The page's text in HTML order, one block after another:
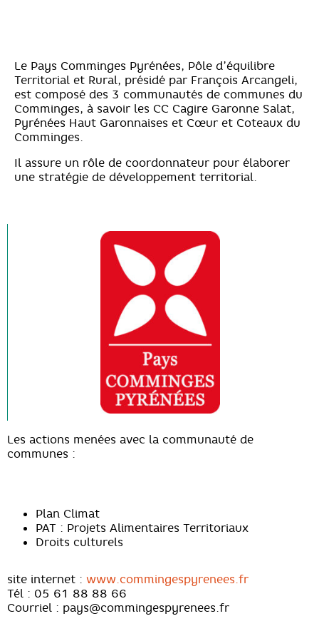
Le Pays Comminges Pyrénées, Pôle d’équilibre
Territorial et Rural, présidé par François Arcangeli,
est composé des 3 communautés de communes du
Comminges, à savoir les CC Cagire Garonne Salat,
Pyrénées Haut Garonnaises et Cœur et Coteaux du
Comminges.
Il assure un rôle de coordonnateur pour élaborer
une stratégie de développement territorial.
Les actions menées avec la communauté de
communes :
Plan Climat
PAT : Projets Alimentaires Territoriaux
Droits culturels
site internet : www.commingespyrenees.fr
Tél : 05 61 88 88 66
Courriel : pays@commingespyrenees.fr